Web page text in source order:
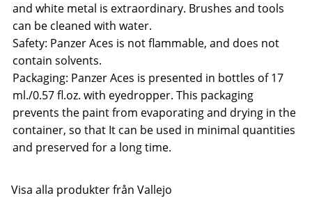
and white metal is extraordinary. Brushes and tools
can be cleaned with water.
Safety: Panzer Aces is not flammable, and does not
contain solvents.
Packaging: Panzer Aces is presented in bottles of 17
ml./0.57 fl.oz. with eyedropper. This packaging
prevents the paint from evaporating and drying in the
container, so that It can be used in minimal quantities
and preserved for a long time.
Visa alla produkter från Vallejo